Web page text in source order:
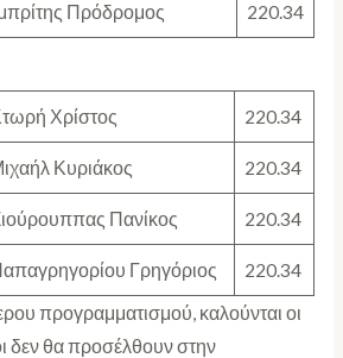
Πρόδρομος
220.34
Χρίστος 220.34
Κυριάκος 220.34
Πανίκος 220.34
Γρηγόριος
220.34
προγραμματισμού, καλούνται οι
δεν θα προσέλθουν στην